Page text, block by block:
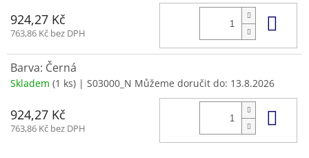
924,27 Kč
763,86 Kč bez DPH
Barva: Černá
Skladem (1 ks) | S03000_N Můžeme doručit do: 13.8.2026
924,27 Kč
763,86 Kč bez DPH